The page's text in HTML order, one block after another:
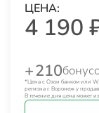
ЦЕНА:
4 190
+ 210
*Цена с Озон банком или
региона г. Воронеж у
В течение дня цена может